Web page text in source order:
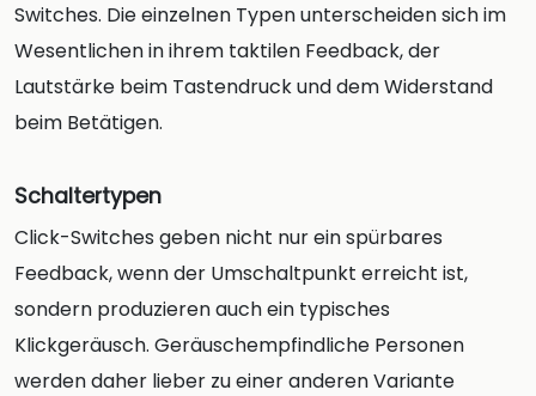
Switches. Die einzelnen Typen unterscheiden sich im
Wesentlichen in ihrem taktilen Feedback, der
Lautstärke beim Tastendruck und dem Widerstand
beim Betätigen.
Schaltertypen
Click-Switches geben nicht nur ein spürbares
Feedback, wenn der Umschaltpunkt erreicht ist,
sondern produzieren auch ein typisches
Klickgeräusch. Geräuschempfindliche Personen
werden daher lieber zu einer anderen Variante